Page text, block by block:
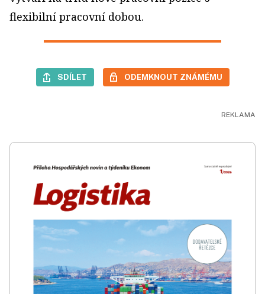
flexibilní pracovní dobou.
SDÍLET ODEMKNOUT ZNÁMÉMU